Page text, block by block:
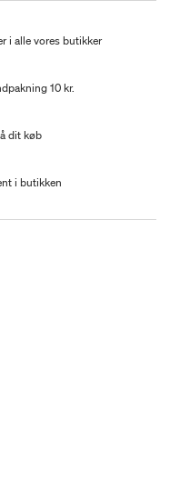
i alle vores butikker
10 kr.
dit køb
i butikken